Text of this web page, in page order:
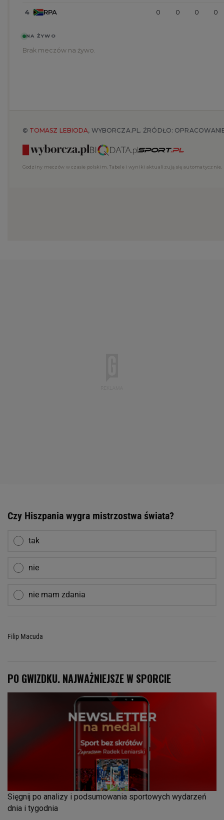
Czy Hiszpania wygra mistrzostwa świata?
tak
nie
nie mam zdania
Filip Macuda